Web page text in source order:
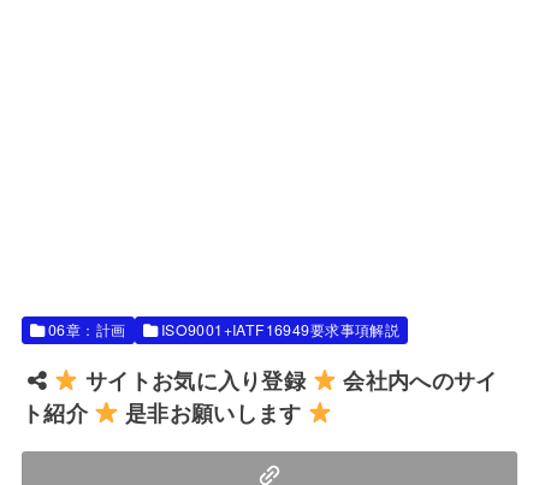
06章：計画 ISO9001+IATF16949要求事項解説
サイトお気に入り登録
会社内へのサイ
ト紹介
是非お願いします